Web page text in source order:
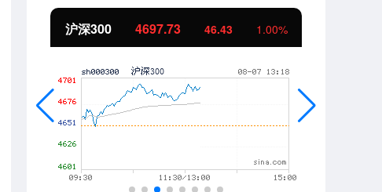
沪深300 4697.73 46.43 1.00%